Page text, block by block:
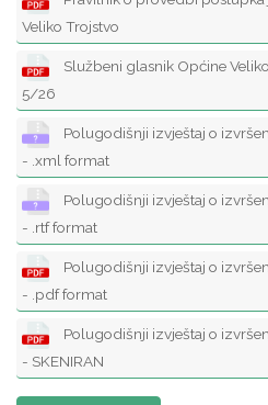
Veliko Trojstvo
Službeni glasnik Općine
5/26
Polugodišnji izvještaj o
- .xml format
Polugodišnji izvještaj o
- .rtf format
Polugodišnji izvještaj o
- .pdf format
Polugodišnji izvještaj o
- SKENIRAN